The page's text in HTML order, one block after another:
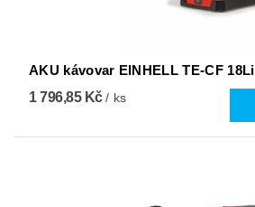
AKU kávovar EINHELL TE-CF 18Li
1 796,85 Kč/ ks